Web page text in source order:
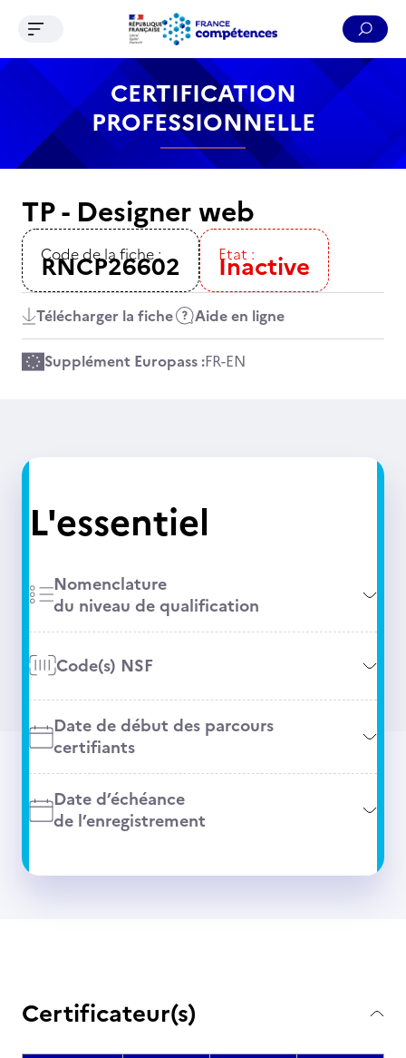
Contenu Recherche Menu Pied de page
Ouvrir le menu de navigation
CERTIFICATION
PROFESSIONNELLE
TP - Designer web
Code de la fiche :
RNCP26602 Etat :
Inactive
Télécharger la fiche Aide en ligne
Supplément Europass :FR-EN
L'essentiel
Nomenclature
du niveau de qualification
Code(s) NSF
Date de début des parcours
certifiants
Date d’échéance
de l’enregistrement
Certificateur(s)